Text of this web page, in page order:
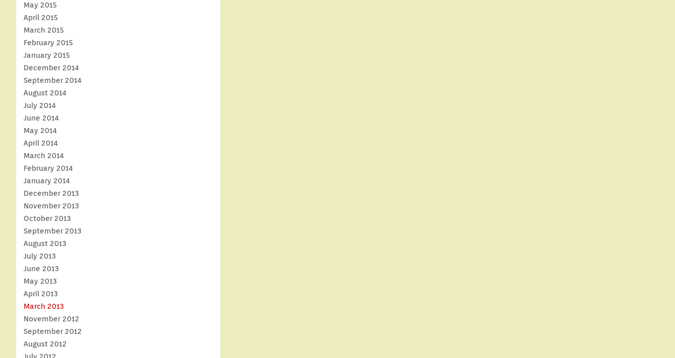
May 2015
April 2015
March 2015
February 2015
January 2015
December 2014
September 2014
August 2014
July 2014
June 2014
May 2014
April 2014
March 2014
February 2014
January 2014
December 2013
November 2013
October 2013
September 2013
August 2013
July 2013
June 2013
May 2013
April 2013
March 2013
November 2012
September 2012
August 2012